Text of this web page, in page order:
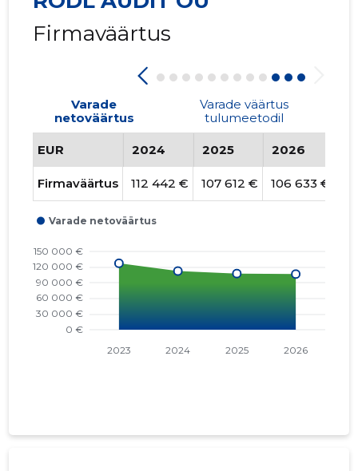
Firmaväärtus
Varade
netoväärtus
Varade väärtus
tulumeetodil
EUR 2024 2025 2026
Firmaväärtus 112 442 € 107 612 € 106 633 €